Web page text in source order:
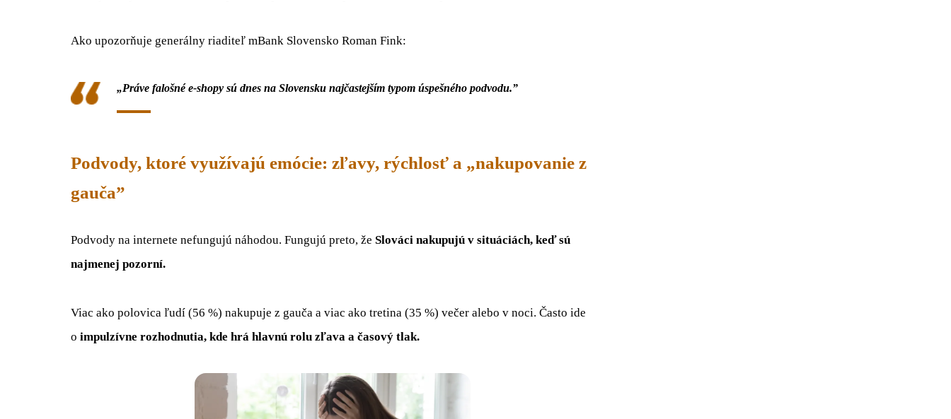
Ako upozorňuje generálny riaditeľ mBank Slovensko Roman Fink:
„Práve falošné e-shopy sú dnes na Slovensku najčastejším typom úspešného podvodu.”
Podvody, ktoré využívajú emócie: zľavy, rýchlosť a „nakupovanie z
gauča”
Podvody na internete nefungujú náhodou. Fungujú preto, že Slováci nakupujú v situáciách, keď sú
najmenej pozorní.
Viac ako polovica ľudí (56 %) nakupuje z gauča a viac ako tretina (35 %) večer alebo v noci. Často ide
o impulzívne rozhodnutia, kde hrá hlavnú rolu zľava a časový tlak.